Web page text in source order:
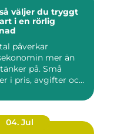
i en rörlig
påverkar
mer än
på. Små
i pris, avgifter och
04. Jul